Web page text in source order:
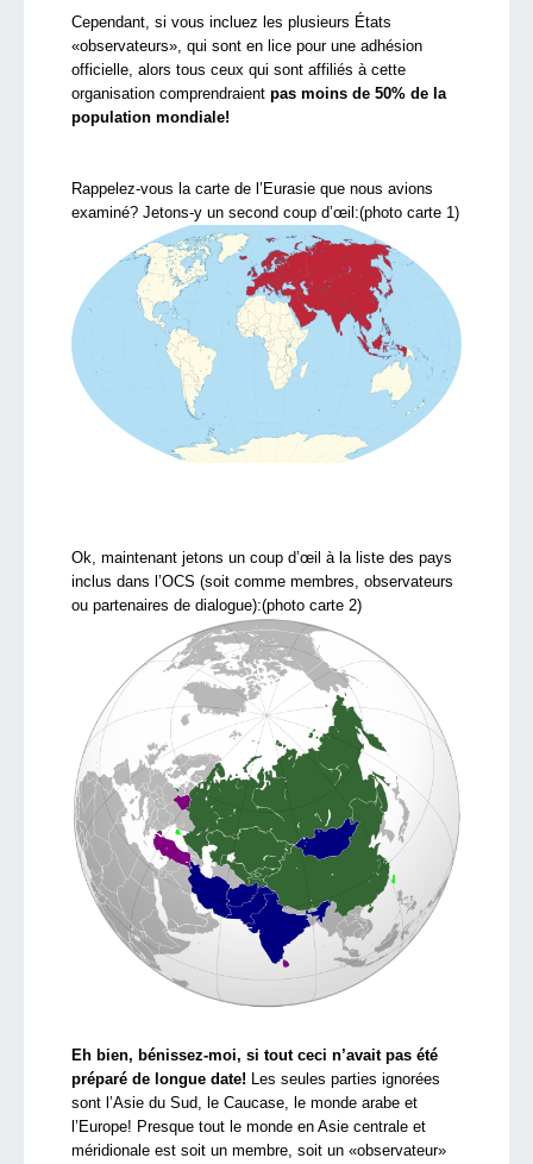
Cependant, si vous incluez les plusieurs États
«observateurs», qui sont en lice pour une adhésion
officielle, alors tous ceux qui sont affiliés à cette
organisation comprendraient pas moins de 50% de la
population mondiale!
Rappelez-vous la carte de l’Eurasie que nous avions
examiné? Jetons-y un second coup d’œil:(photo carte 1)
Ok, maintenant jetons un coup d’œil à la liste des pays
inclus dans l’OCS (soit comme membres, observateurs
ou partenaires de dialogue):(photo carte 2)
Eh bien, bénissez-moi, si tout ceci n’avait pas été
préparé de longue date! Les seules parties ignorées
sont l’Asie du Sud, le Caucase, le monde arabe et
l’Europe! Presque tout le monde en Asie centrale et
méridionale est soit un membre, soit un «observateur»